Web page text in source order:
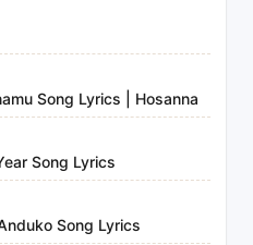
Song Lyrics | Hosanna
Song Lyrics
Song Lyrics